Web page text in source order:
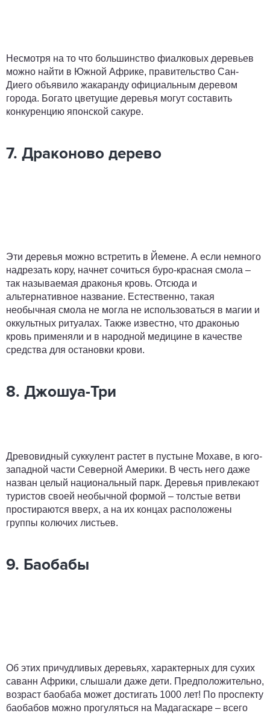
Несмотря на то что большинство фиалковых деревьев
можно найти в Южной Африке, правительство Сан-
Диего объявило жакаранду официальным деревом
города. Богато цветущие деревья могут составить
конкуренцию японской сакуре.
7. Драконово дерево
Эти деревья можно встретить в Йемене. А если немного
надрезать кору, начнет сочиться буро-красная смола –
так называемая драконья кровь. Отсюда и
альтернативное название. Естественно, такая
необычная смола не могла не использоваться в магии и
оккультных ритуалах. Также известно, что драконью
кровь применяли и в народной медицине в качестве
средства для остановки крови.
8. Джошуа-Три
Древовидный суккулент растет в пустыне Мохаве, в юго-
западной части Северной Америки. В честь него даже
назван целый национальный парк. Деревья привлекают
туристов своей необычной формой – толстые ветви
простираются вверх, а на их концах расположены
группы колючих листьев.
9. Баобабы
Об этих причудливых деревьях, характерных для сухих
саванн Африки, слышали даже дети. Предположительно,
возраст баобаба может достигать 1000 лет! По проспекту
баобабов можно прогуляться на Мадагаскаре – всего